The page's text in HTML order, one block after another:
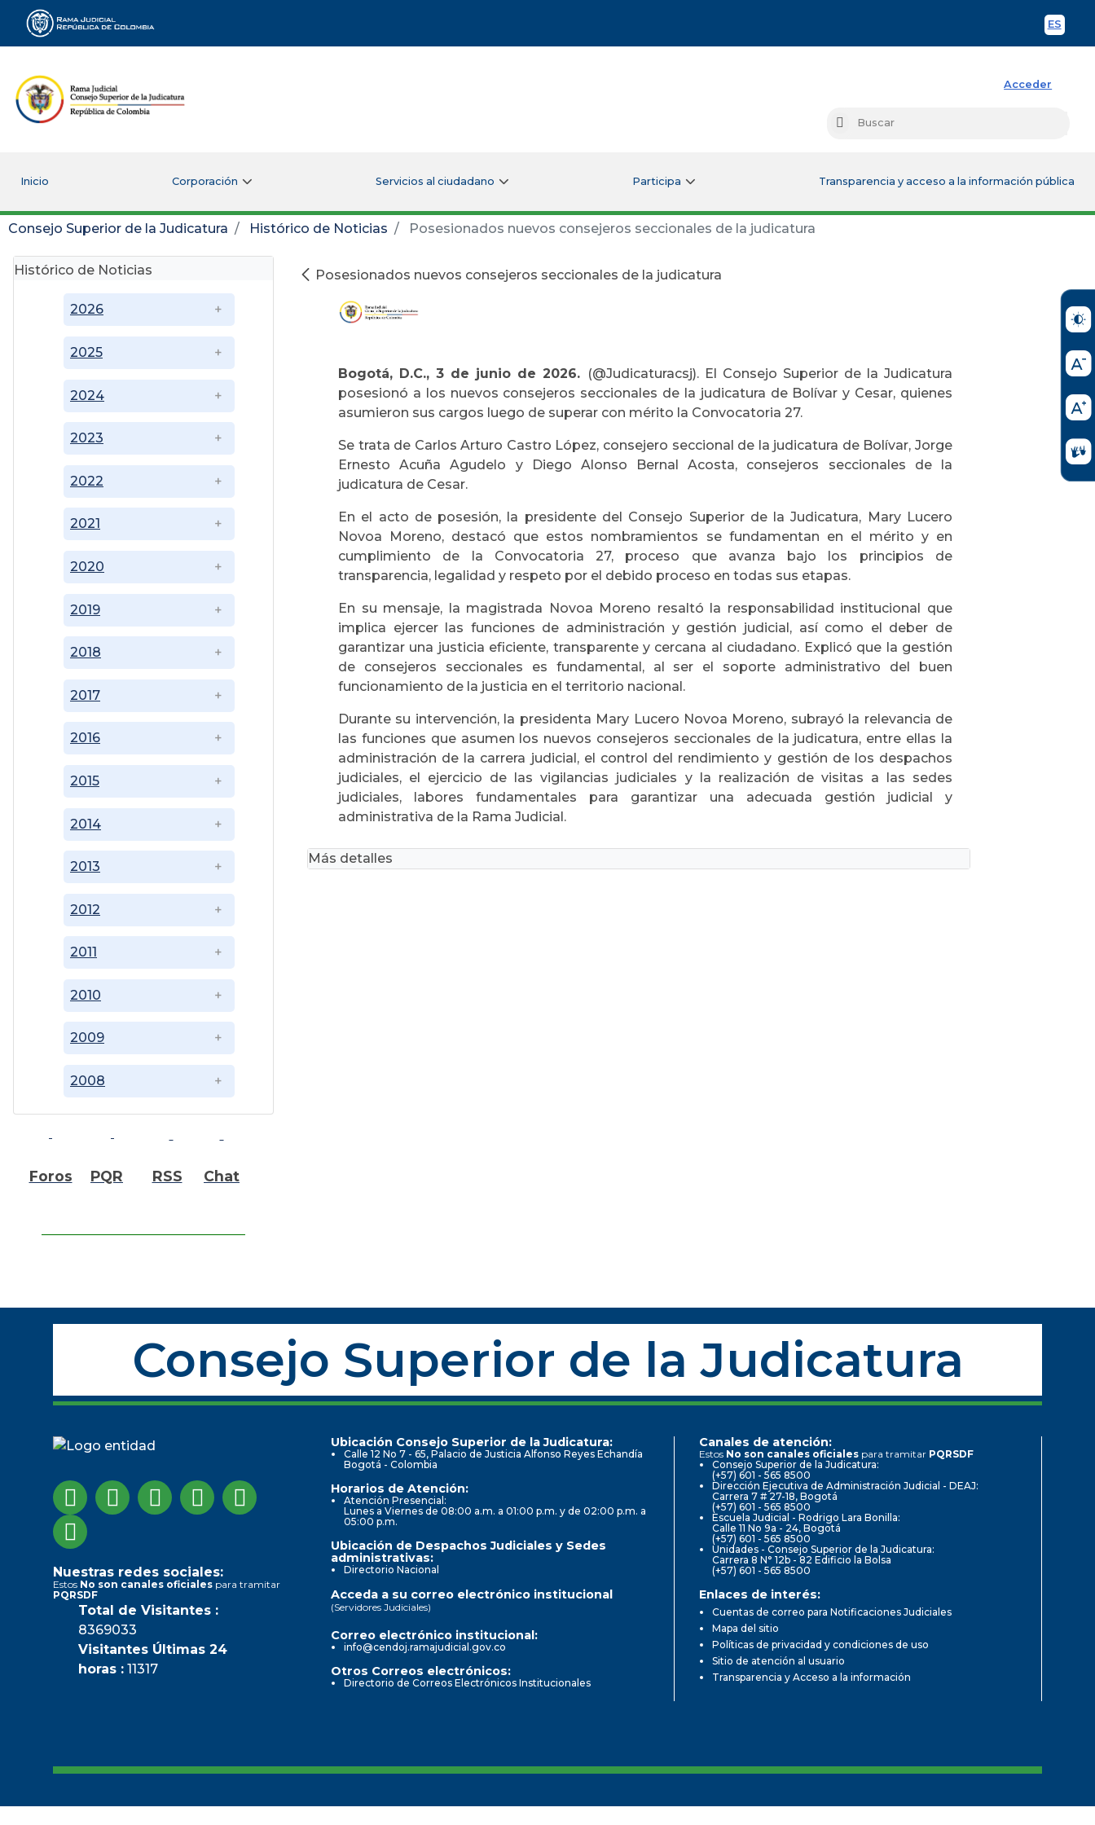
ES
Rama Judicial
Acceder
Buscar
Inicio Corporación Servicios al ciudadano Participa Transparencia y acceso a la información pública
Consejo Superior de la Judicatura Histórico de Noticias Posesionados nuevos consejeros seccionales de la judicatura
Histórico de Noticias
2008
2009
2010
2011
2012
2013
2014
2015
2016
2017
2018
2019
2020
2021
2022
2023
2024
2025
2026
Foros PQR RSS Chat
Posesionados nuevos consejeros seccionales de la judicatura
Bogotá, D.C., 3 de junio de 2026. (@Judicaturacsj). El Consejo Superior de la Judicatura
posesionó a los nuevos consejeros seccionales de la judicatura de Bolívar y Cesar, quienes
asumieron sus cargos luego de superar con mérito la Convocatoria 27.
Se trata de Carlos Arturo Castro López, consejero seccional de la judicatura de Bolívar, Jorge
Ernesto Acuña Agudelo y Diego Alonso Bernal Acosta, consejeros seccionales de la
judicatura de Cesar.
En el acto de posesión, la presidente del Consejo Superior de la Judicatura, Mary Lucero
Novoa Moreno, destacó que estos nombramientos se fundamentan en el mérito y en
cumplimiento de la Convocatoria 27, proceso que avanza bajo los principios de
transparencia, legalidad y respeto por el debido proceso en todas sus etapas.
En su mensaje, la magistrada Novoa Moreno resaltó la responsabilidad institucional que
implica ejercer las funciones de administración y gestión judicial, así como el deber de
garantizar una justicia eficiente, transparente y cercana al ciudadano. Explicó que la gestión
de consejeros seccionales es fundamental, al ser el soporte administrativo del buen
funcionamiento de la justicia en el territorio nacional.
Durante su intervención, la presidenta Mary Lucero Novoa Moreno, subrayó la relevancia de
las funciones que asumen los nuevos consejeros seccionales de la judicatura, entre ellas la
administración de la carrera judicial, el control del rendimiento y gestión de los despachos
judiciales, el ejercicio de las vigilancias judiciales y la realización de visitas a las sedes
judiciales, labores fundamentales para garantizar una adecuada gestión judicial y
administrativa de la Rama Judicial.
Más detalles
Consejo Superior de la Judicatura
Nuestras redes sociales:
Estos No son canales oficiales para tramitar
PQRSDF
Total de Visitantes :
8369033
Visitantes Últimas 24
horas : 11317
Ubicación Consejo Superior de la Judicatura:
Calle 12 No 7 - 65, Palacio de Justicia Alfonso Reyes Echandía
Bogotá - Colombia
Horarios de Atención:
Atención Presencial:
Lunes a Viernes de 08:00 a.m. a 01:00 p.m. y de 02:00 p.m. a
05:00 p.m.
Ubicación de Despachos Judiciales y Sedes
administrativas:
Directorio Nacional
Canales de atención:
Estos No son canales oficiales para tramitar PQRSDF
Consejo Superior de la Judicatura:
(+57) 601 - 565 8500
Dirección Ejecutiva de Administración Judicial - DEAJ:
Carrera 7 # 27-18, Bogotá
(+57) 601 - 565 8500
Escuela Judicial - Rodrigo Lara Bonilla:
Calle 11 No 9a - 24, Bogotá
(+57) 601 - 565 8500
Unidades - Consejo Superior de la Judicatura:
Carrera 8 N° 12b - 82 Edificio la Bolsa
(+57) 601 - 565 8500
Acceda a su correo electrónico institucional
(Servidores Judiciales)
Correo electrónico institucional:
info@cendoj.ramajudicial.gov.co
Otros Correos electrónicos:
Directorio de Correos Electrónicos Institucionales
Enlaces de interés:
Cuentas de correo para Notificaciones Judiciales
Mapa del sitio
Políticas de privacidad y condiciones de uso
Sitio de atención al usuario
Transparencia y Acceso a la información